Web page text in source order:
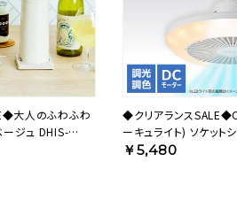
大人のふわふわ
ージュ DHIS-
◆クリアランス
ーキュライト) ソケット
ル 調色タイプ ホワイト
￥5,480